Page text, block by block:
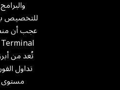
للتخصيص
تُعد من
تداول
مستوى